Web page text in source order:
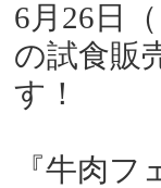
6月26日
の試食販
す！
『牛肉